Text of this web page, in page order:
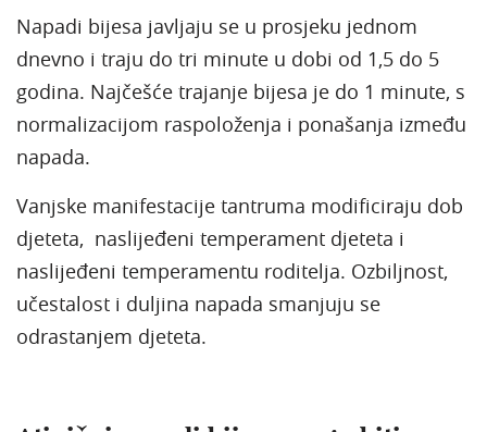
Napadi bijesa javljaju se u prosjeku jednom
dnevno i traju do tri minute u dobi od 1,5 do 5
godina. Najčešće trajanje bijesa je do 1 minute, s
normalizacijom raspoloženja i ponašanja između
napada.
Vanjske manifestacije tantruma modificiraju dob
djeteta, naslijeđeni temperament djeteta i
naslijeđeni temperamentu roditelja. Ozbiljnost,
učestalost i duljina napada smanjuju se
odrastanjem djeteta.